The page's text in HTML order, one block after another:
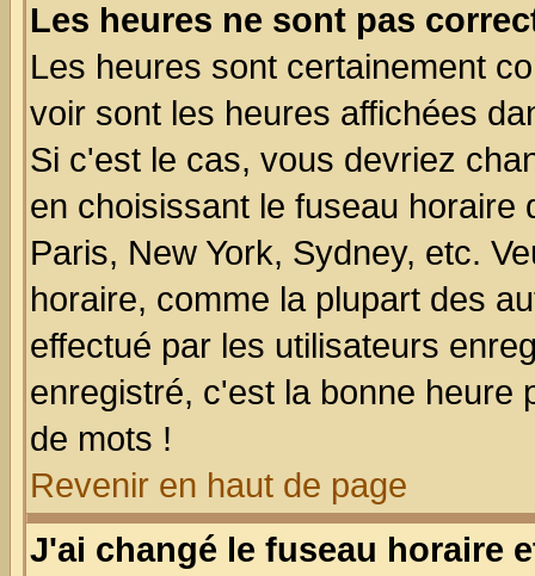
Les heures ne sont pas
Les heures sont certainement
voir sont les heures affichées
Si c'est le cas, vous devriez
en choisissant le fuseau
Paris, New York, Sydney, etc.
horaire, comme la plupart des
effectué par les utilisateurs
enregistré, c'est la bonne heure
de mots !
Revenir en haut de page
J'ai changé le fuseau horaire